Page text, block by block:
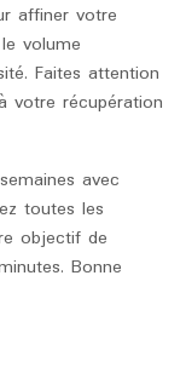
affiner votre
volume
Faites attention
votre récupération
avec
toutes les
objectif de
Bonne